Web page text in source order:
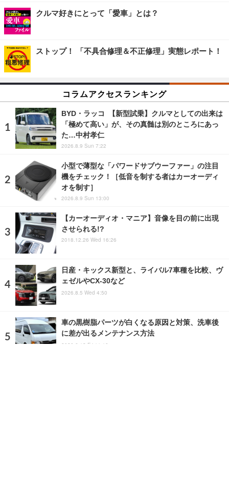
クルマ好きにとって「愛車」とは？
ストップ！ 「不具合修理＆不正修理」実態レポート！
コラムアクセスランキング
BYD・ラッコ 【新型試乗】クルマとしての出来は
「極めて高い」が、その真髄は別のところにあっ
た…中村孝仁
2026.8.9 Sun 7:22
小型で薄型な「パワードサブウーファー」の注目
機をチェック！［低音を制する者はカーオーディ
オを制す］
2026.8.9 Sun 13:00
【カーオーディオ・マニア】音像を目の前に出現
させられる!?
2018.12.26 Wed 16:26
日産・キックス新型と、ライバル7車種を比較、ヴ
ェゼルやCX-30など
2026.8.5 Wed 4:50
車の黒樹脂パーツが白くなる原因と対策、洗車後
に差が出るメンテナンス方法
2026.6.12 Fri 11:10